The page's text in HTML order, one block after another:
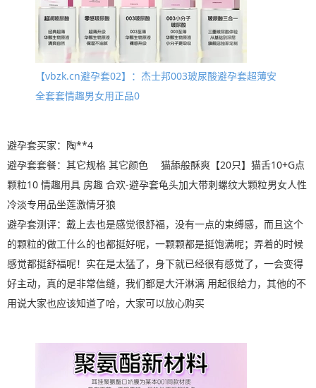
【vbzk.cn避孕套02】：杰士邦003玻尿酸避孕套超薄安
全套套情趣男女用正品0
避孕套买家：陶**4
避孕套套餐：其它规格 其它颜色 猫舔般酥爽【20只】猫舌10+G点
颗粒10 情趣用具 房趣 合欢-避孕套龟头加大带刺螺纹大颗粒男女人性
冷淡专用品坐莲激情牙狼
避孕套测评：戴上去也是感觉很舒福，没有一点的束缚感，而且这个
的颗粒的做工什么的也都挺好呢，一颗颗都是挺饱满呢；弄着的时候
感觉都挺舒福呢！实在是太猛了，身下就已经很有感觉了，一会变得
好主动，真的是非常信缝，我们都是大汗淋漓 用起很给力，其他的不
用说大家也应该知道了哈，大家可以放心购买